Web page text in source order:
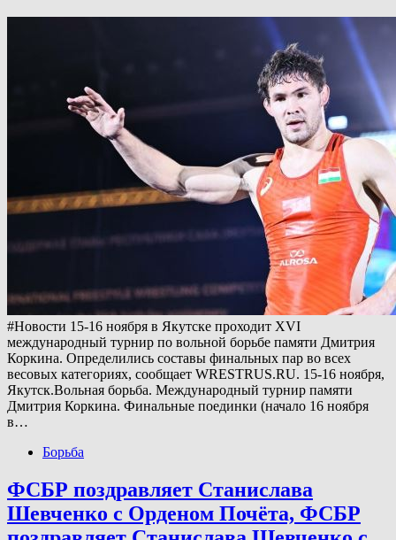
#Новости 15-16 ноября в Якутске проходит XVI
международный турнир по вольной борьбе памяти Дмитрия
Коркина. Определились составы финальных пар во всех
весовых категориях, сообщает WRESTRUS.RU. 15-16 ноября,
Якутск.Вольная борьба. Международный турнир памяти
Дмитрия Коркина. Финальные поединки (начало 16 ноября
в…
Борьба
ФСБР поздравляет Станислава
Шевченко с Орденом Почёта, ФСБР